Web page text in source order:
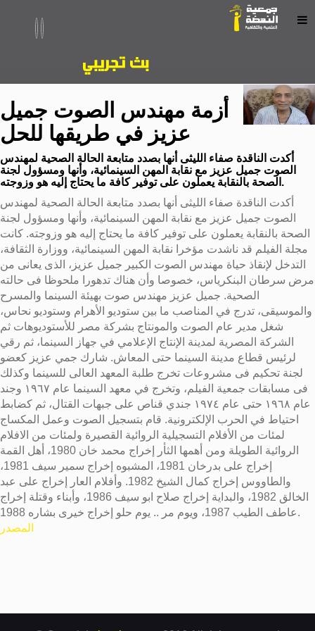
أزمة مهندس الصوت جميل
عزيز في طريقها للحل
أكدت الناقدة صفاء الليثى أنها بصدد متابعة الحالة الصحية لمهندس
الصوت جميل عزيز مع نقابة المهن السينمائية، وأنها ومسؤول لجنة
الصحة بالنقابة يعملون على توفير كافة ما يحتاج إليه هو وزوجته.
أكدت الناقدة صفاء الليثى أنها بصدد متابعة الحالة الصحية لمهندس
الصوت جميل عزيز مع نقابة المهن السينمائية، وأنها ومسؤول لجنة
الصحة بالنقابة يعملون على توفير كافة ما يحتاج إليه هو وزوجته. كانت
مجلة الفيلم قد ناشدت مؤخرا نقابة المهن السينمائية، ووزارة الثقافة،
التدخل لإنقاذ حياة مهندس الصوت الكبير جميل عزيز، الذى يعانى من
مرض سرطان البنكرياس، خصوصا وأن هناك تدهورا ملحوظا فى حالته
الصحية. جميل عزيز مهندس صوت بهيئة السينما والمسرح
والموسيقى، تدرج في المناصب ما بين ستوديو الأهرام وستوديو نحاس،
شغل مدير عام الصوت والمونتاج بشركة مصر للأستوديوهات ثم
الشركة المصرية لمدينة الإنتاج الإعلامي في جهاز السينما، ثم رقي
لرئيس قطاع مدينة السينما حتى المعاش. شارك جمي عزيز كعضو
لجنة تحكيم فى مشروعات تخرج طلبة المعهد العالى للسينما وكذلك
فى مسابقات جمعية الفيلم، وتخرج في معهد السينما عام ١٩٦٧ وجند
عام ١٩٦٨ حتى عام ١٩٧٤ جندي قناص على جبهات القتال، ثم كضابط
احتياط في الحرب الإلكترونية. قام بتسجيل الصوت وعمل المكساج
لمئات من الأفلام التسجيلية الروائية القصيرة ولمئات من الافلام
الروائية الطويلة ومن أهمها الثأر إخراج محمد خان 1980، أهل القمة
إخراج على بدرخان 1981، المشبوه إخراج سمير سيف 1981،
والطاووس إخراج كمال الشيخ 1982. وأفلام العار إخراج على عبد
الخالق 1982، والبداية إخراج صلاح ابو سيف 1986، وأبناء وقتلة إخراج
عاطف الطيب 1987، ويوم مر .. يوم حلو إخراج خيرى بشاره 1988.
المصدر